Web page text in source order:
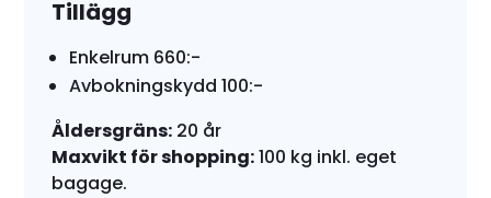
Tillägg
Enkelrum 660:-
Avbokningskydd 100:-
Åldersgräns: 20 år
Maxvikt för shopping:100 kg inkl. eget
bagage.